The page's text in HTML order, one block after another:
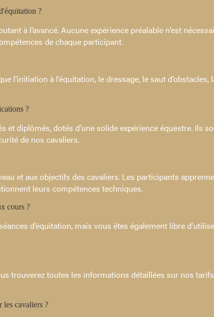
?
à l’avancé. Aucune expérience préalable n’est
de chaque participant.
l’initiation à l’équitation, le dressage, le saut d’obstacles,
?
diplômés, dotés d’une solide expérience équestre. Ils
de nos cavaliers.
et aux objectifs des cavaliers. Les participants
leurs compétences techniques.
cours ?
d’équitation, mais vous êtes également libre
trouverez toutes les informations détaillées sur nos
les cavaliers ?